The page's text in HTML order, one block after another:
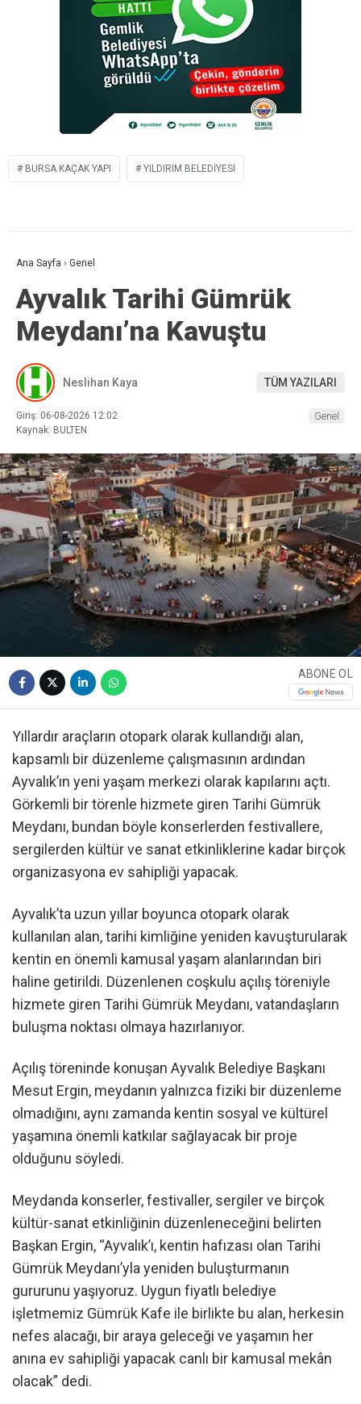
BURSA KAÇAK YAPI YILDIRIM BELEDIYESI
Ana Sayfa › Genel
Ayvalık Tarihi Gümrük
Meydanı’na Kavuştu
Neslihan Kaya TÜM YAZILARI
Giriş: 06-08-2026 12:02
Kaynak: BULTEN
Genel
ABONE OL
Yıllardır araçların otopark olarak kullandığı alan,
kapsamlı bir düzenleme çalışmasının ardından
Ayvalık’ın yeni yaşam merkezi olarak kapılarını açtı.
Görkemli bir törenle hizmete giren Tarihi Gümrük
Meydanı, bundan böyle konserlerden festivallere,
sergilerden kültür ve sanat etkinliklerine kadar birçok
organizasyona ev sahipliği yapacak.
Ayvalık’ta uzun yıllar boyunca otopark olarak
kullanılan alan, tarihi kimliğine yeniden kavuşturularak
kentin en önemli kamusal yaşam alanlarından biri
haline getirildi. Düzenlenen coşkulu açılış töreniyle
hizmete giren Tarihi Gümrük Meydanı, vatandaşların
buluşma noktası olmaya hazırlanıyor.
Açılış töreninde konuşan Ayvalık Belediye Başkanı
Mesut Ergin, meydanın yalnızca fiziki bir düzenleme
olmadığını, aynı zamanda kentin sosyal ve kültürel
yaşamına önemli katkılar sağlayacak bir proje
olduğunu söyledi.
Meydanda konserler, festivaller, sergiler ve birçok
kültür-sanat etkinliğinin düzenleneceğini belirten
Başkan Ergin, “Ayvalık’ı, kentin hafızası olan Tarihi
Gümrük Meydanı’yla yeniden buluşturmanın
gururunu yaşıyoruz. Uygun fiyatlı belediye
işletmemiz Gümrük Kafe ile birlikte bu alan, herkesin
nefes alacağı, bir araya geleceği ve yaşamın her
anına ev sahipliği yapacak canlı bir kamusal mekân
olacak” dedi.